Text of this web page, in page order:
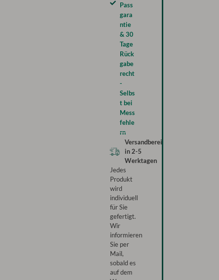
Pass
gara
ntie
& 30
Tage
Rück
gabe
recht
-
Selbs
t bei
Mess
fehle
rn
Versandbereit
in2-5
Werktagen
Jedes
Produkt
wird
individuell
für Sie
gefertigt.
Wir
informieren
Sie per
Mail,
sobald es
auf dem